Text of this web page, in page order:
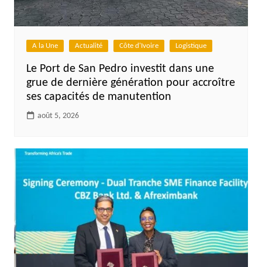
A la Une Actualité Côte d'Ivoire Logistique
Le Port de San Pedro investit dans une
grue de dernière génération pour accroître
ses capacités de manutention
août 5, 2026